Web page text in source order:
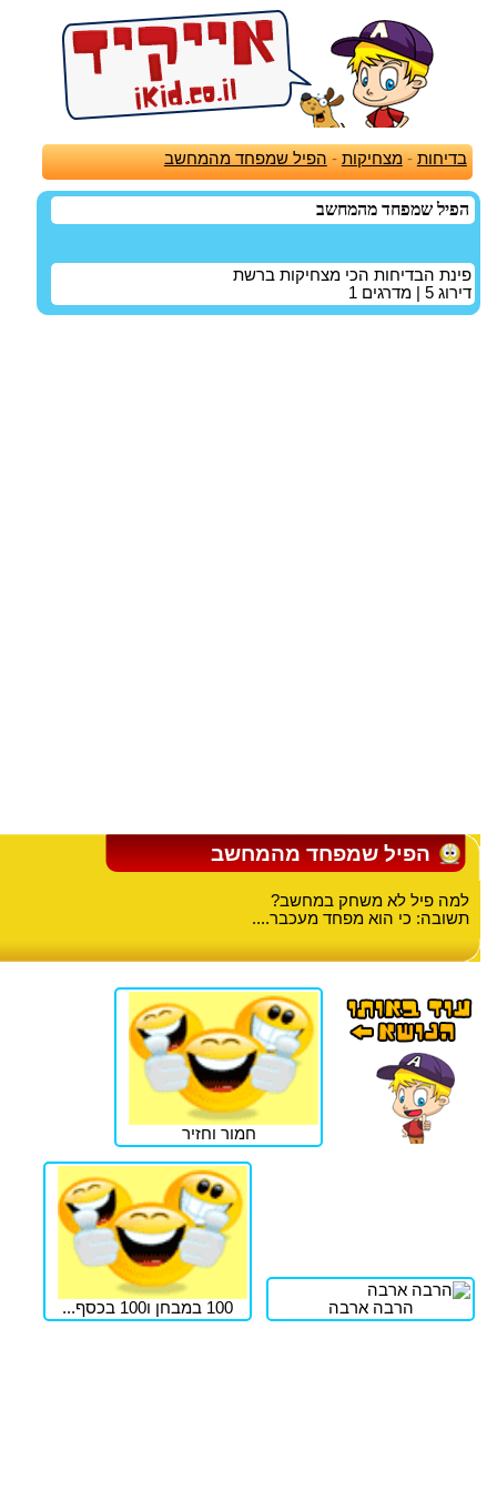
בדיחות -מצחיקות - הפיל שמפחד מהמחשב
הפיל שמפחד מהמחשב
פינת הבדיחות הכי מצחיקות ברשת
דירוג 5 | מדרגים 1
הפיל שמפחד מהמחשב
למה פיל לא משחק במחשב?
תשובה: כי הוא מפחד מעכבר....
חמור וחזיר
הרבה ארבה 100 במבחן ו100 בכסף...